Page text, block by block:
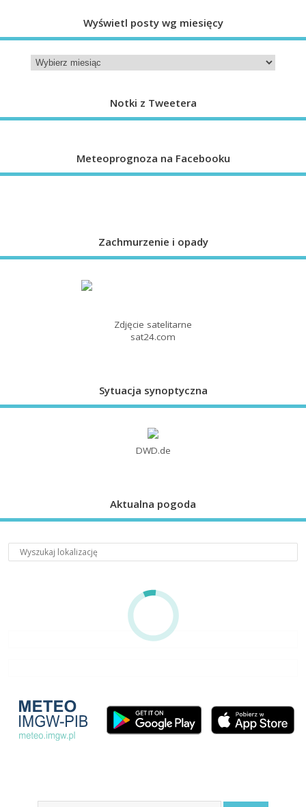
Wyświetl posty wg miesięcy
Notki z Tweetera
Meteoprognoza na Facebooku
Zachmurzenie i opady
Zdjęcie satelitarne
sat24.com
Sytuacja synoptyczna
DWD.de
Aktualna pogoda